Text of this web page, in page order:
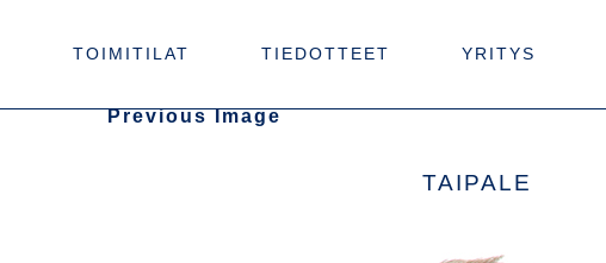
TOIMITILAT TIEDOTTEET YRITYS
Previous Image
TAIPALE